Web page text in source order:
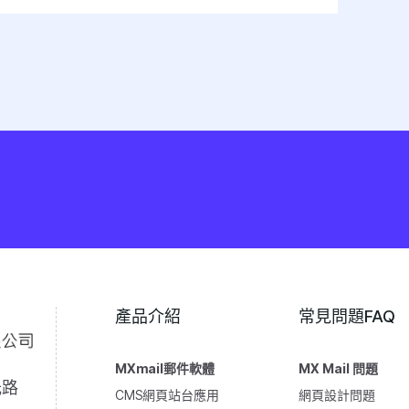
產品介紹
MXmail郵件軟體
CMS網頁站台應用
常見問題FAQ
MX Mail 問題
網頁設計問題